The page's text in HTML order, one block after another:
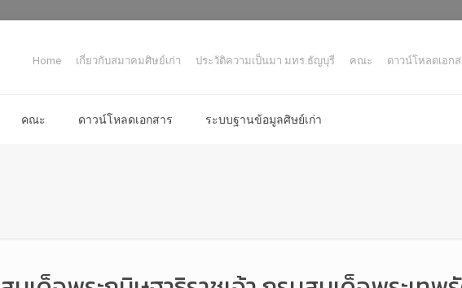
คณะ ดาวน์โหลดเอกสาร ระบบฐานข้อมูลศิษย์เก่า
Home เกี่ยวกับสมาคมศิษย์เก่า ประวัติความเป็นมา มทร.ธัญบุรี คณะ ดาวน์โหลดเอก